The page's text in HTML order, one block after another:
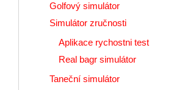
Golfový simulátor
Simulátor zručnosti
Aplikace rychostni test
Real bagr simulátor
Taneční simulátor